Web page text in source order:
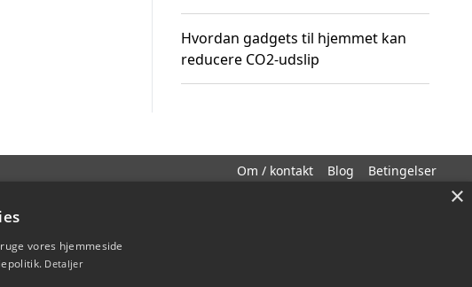
Hvordan gadgets til hjemmet kan
reducere CO2-udslip
Om / kontakt Blog Betingelser
×
vores hjemmeside
Detaljer